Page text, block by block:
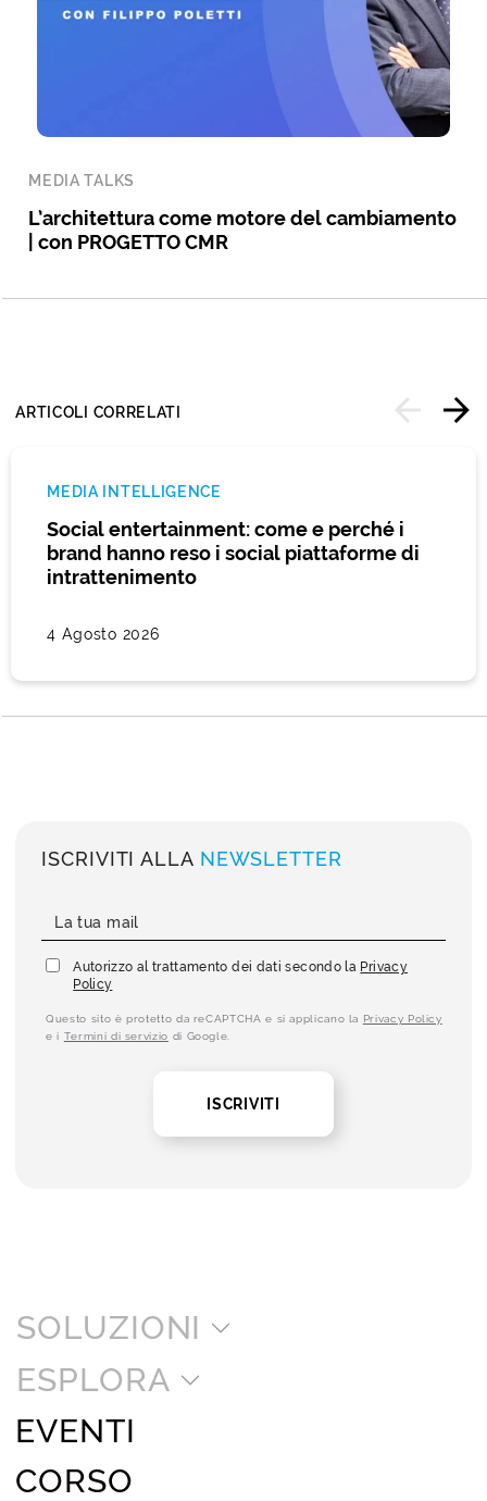
MEDIA TALKS
L’architettura come motore del cambiamento
| con PROGETTO CMR
ARTICOLI CORRELATI
MEDIA INTELLIGENCE
Social entertainment: come e perché i
brand hanno reso i social piattaforme di
intrattenimento
4 Agosto 2026
ISCRIVITI ALLA NEWSLETTER
Autorizzo al trattamento dei dati secondo la Privacy
Policy
Questo sito è protetto da reCAPTCHA e si applicano la Privacy Policy
e i Termini di servizio di Google.
ISCRIVITI
SOLUZIONI
ESPLORA
EVENTI
CORSO